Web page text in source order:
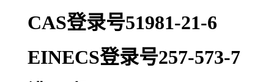
CAS登录号51981-21-6
EINECS登录号257-573-7